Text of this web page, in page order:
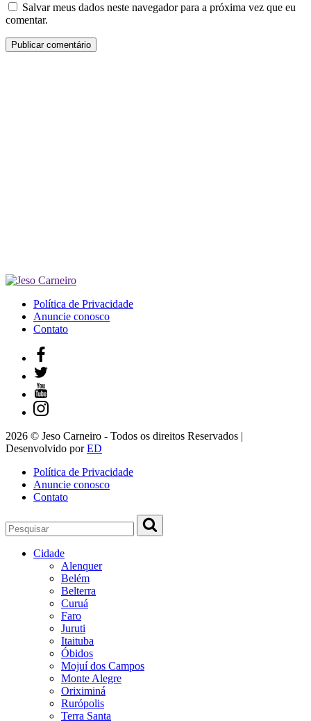
Salvar meus dados neste navegador para a próxima vez que eu
comentar.
Política de Privacidade
Anuncie conosco
Contato
2026 © Jeso Carneiro - Todos os direitos Reservados |
Desenvolvido porED
Política de Privacidade
Anuncie conosco
Contato
Cidade
Alenquer
Belém
Belterra
Curuá
Faro
Juruti
Itaituba
Óbidos
Mojuí dos Campos
Monte Alegre
Oriximiná
Rurópolis
Terra Santa